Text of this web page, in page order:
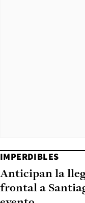
IMPERDIBLES
Anticipan la
frontal a